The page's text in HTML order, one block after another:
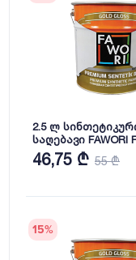
2.5 ლ
საღებავი FAWORI
46,75 ₾ 55 ₾
15%